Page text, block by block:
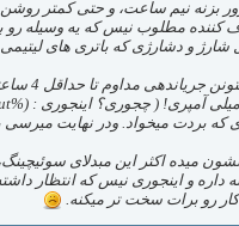
بزنه نیم ساعت، و حتی کمتر
مطلوب نیس که یه وسیله رو
و دشارژی که باتری های
رو برات سخت تر میکنه.